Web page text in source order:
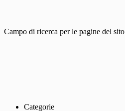
Campo di ricerca per le pagine del sito
Categorie